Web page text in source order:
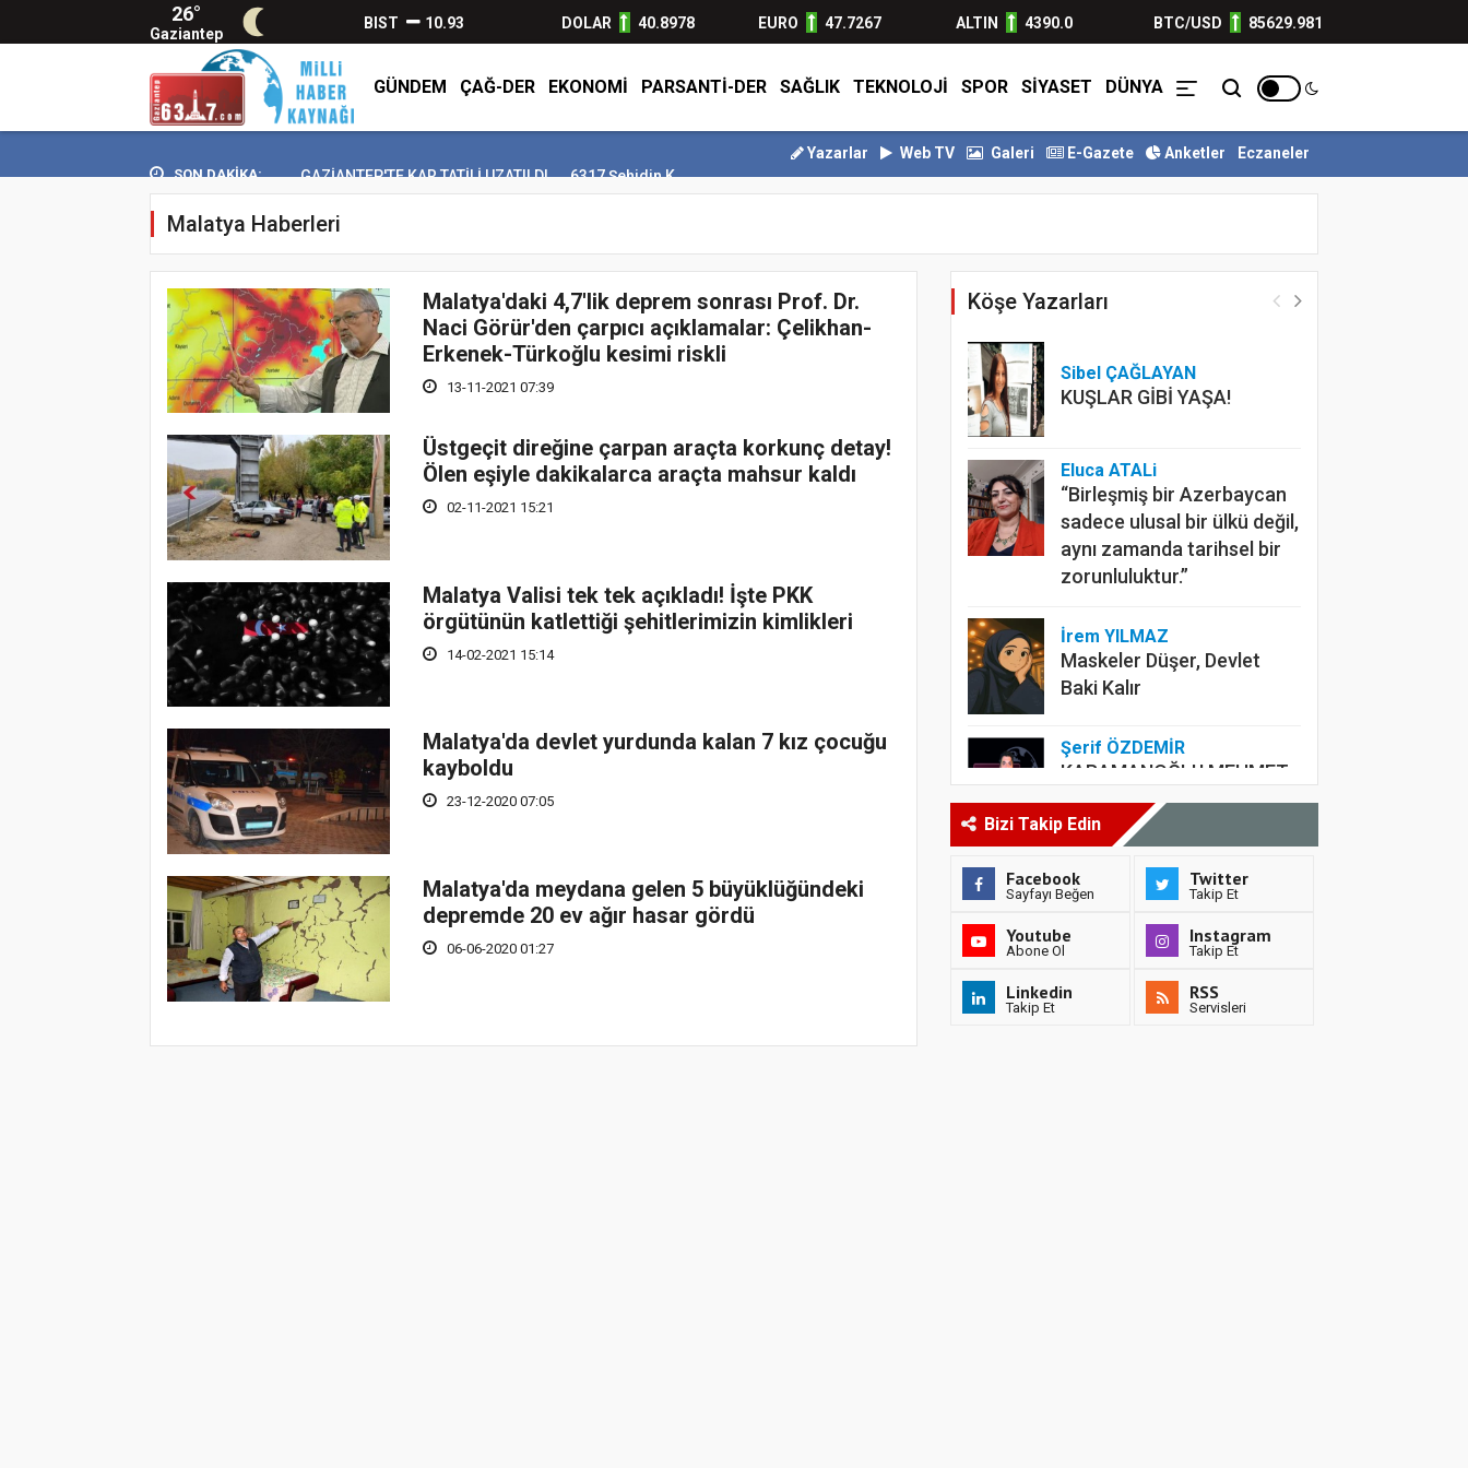
26°
Gaziantep
BIST 10.93 DOLAR 40.8978 EURO 47.7267 ALTIN 4390.0 BTC/USD 85629.981
GÜNDEM ÇAĞ-DER EKONOMİ PARSANTİ-DER SAĞLIK TEKNOLOJİ SPOR SİYASET DÜNYA
SON DAKİKA: GAZİANTEP'TE KAR TATİLİ UZATILDI 6317 Şehidin Kanıyla Yazılan Destan Motorine 2 lira 44 kuruş indirim geliyor Gaziantep’in Direniş Ruhu ve Cumhuriyet’in 10...
Yazarlar Web TV Galeri E-Gazete Anketler Eczaneler
Firmalar İlanlar
Malatya Haberleri
Malatya'daki 4,7'lik deprem sonrası Prof. Dr.
Naci Görür'den çarpıcı açıklamalar: Çelikhan-
Erkenek-Türkoğlu kesimi riskli
13-11-2021 07:39
Üstgeçit direğine çarpan araçta korkunç detay!
Ölen eşiyle dakikalarca araçta mahsur kaldı
02-11-2021 15:21
Malatya Valisi tek tek açıkladı! İşte PKK
örgütünün katlettiği şehitlerimizin kimlikleri
14-02-2021 15:14
Malatya'da devlet yurdunda kalan 7 kız çocuğu
kayboldu
23-12-2020 07:05
Malatya'da meydana gelen 5 büyüklüğündeki
depremde 20 ev ağır hasar gördü
06-06-2020 01:27
Köşe Yazarları
Sibel ÇAĞLAYAN
KUŞLAR GİBİ YAŞA!
Eluca ATALi
“Birleşmiş bir Azerbaycan
sadece ulusal bir ülkü değil,
aynı zamanda tarihsel bir
zorunluluktur.”
İrem YILMAZ
Maskeler Düşer, Devlet
Baki Kalır
Şerif ÖZDEMİR
KARAMANOĞLU MEHMET
BEY’DEN BUGÜNE:
TÜRKÇENIN BÜYÜK
YÜRÜYÜŞÜ
MÜSLÜMANLARIN
KIYAMETİ
Bizi Takip Edin
Facebook
Sayfayı Beğen
Twitter
Takip Et
Youtube
Abone Ol
Instagram
Takip Et
Linkedin
Takip Et
RSS
Servisleri